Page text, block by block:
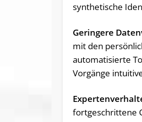
synthetische
Geringere
mit den
automatisierte
Vorgänge
fortgeschrittene